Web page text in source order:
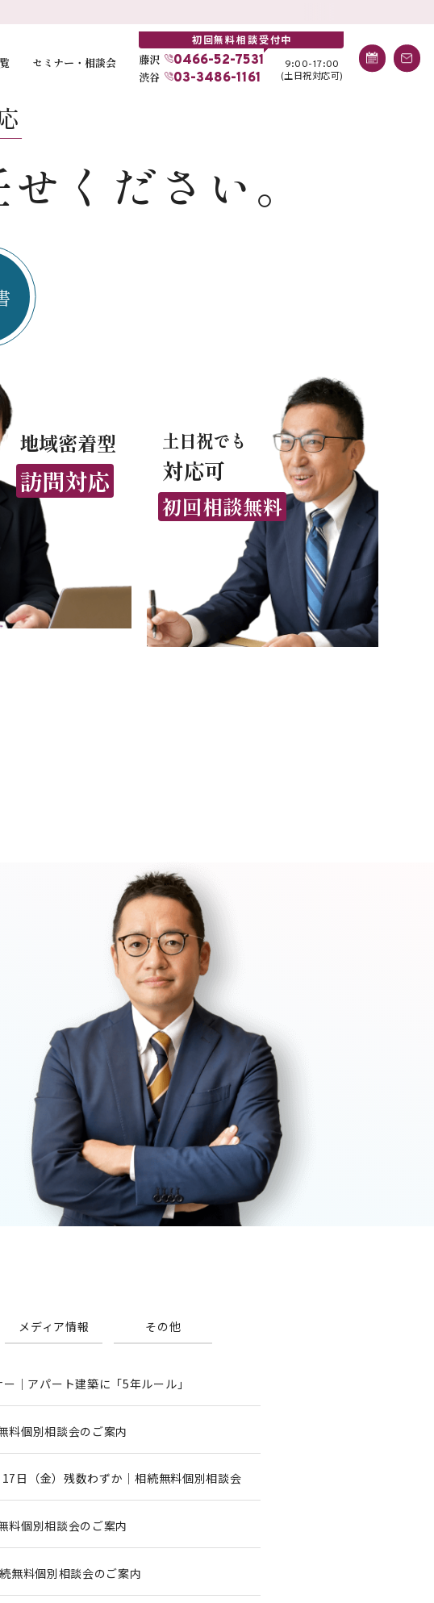
セミナー・相談会
初回無料相談受付中
藤沢 0466-52-7531
渋谷 03-3486-1161
9:00-17:00
(土日祝対応可)
ください。
地域密着型
訪問対応
土日祝でも
対応可
初回相談無料
メディア情報 その他
｜アパート建築に「5年ルール」
料個別相談会のご案内
日（金）残数わずか｜相続無料個別相談会
料個別相談会のご案内
無料個別相談会のご案内